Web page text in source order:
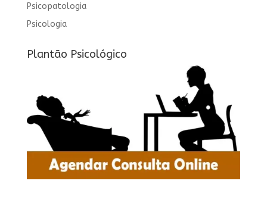
Psicopatologia
Psicologia
Plantão Psicológico